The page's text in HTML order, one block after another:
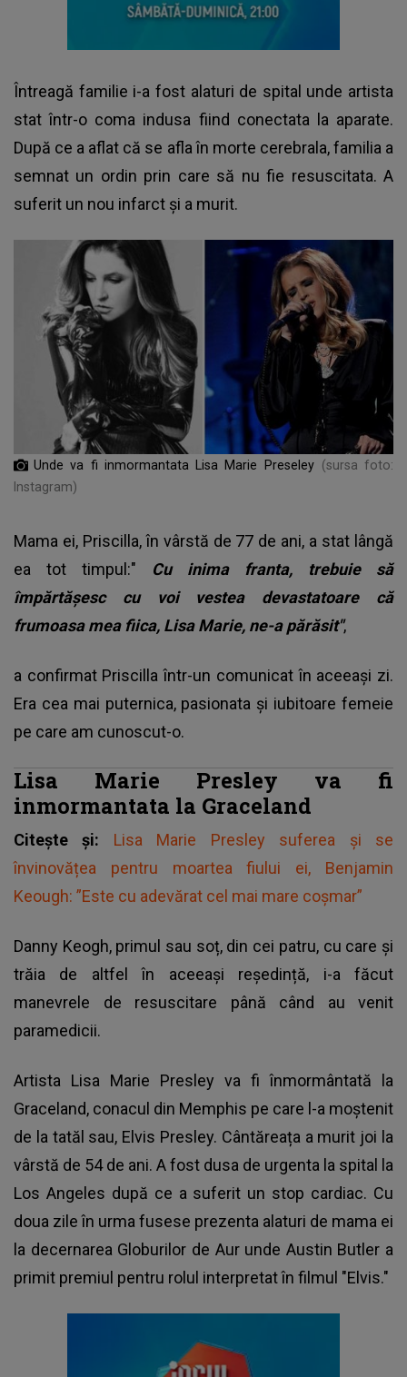
Întreagă familie i-a fost alaturi de spital unde artista
stat într-o coma indusa fiind conectata la aparate.
După ce a aflat că se afla în morte cerebrala, familia a
semnat un ordin prin care să nu fie resuscitata. A
suferit un nou infarct și a murit.
Unde va fi inmormantata Lisa Marie Preseley (sursa foto:
Instagram)
Mama ei, Priscilla, în vârstă de 77 de ani, a stat lângă
ea tot timpul:" Cu inima franta, trebuie să
împărtășesc cu voi vestea devastatoare că
frumoasa mea fiica, Lisa Marie, ne-a părăsit",
a confirmat Priscilla într-un comunicat în aceeași zi.
Era cea mai puternica, pasionata și iubitoare femeie
pe care am cunoscut-o.
Lisa Marie Presley va fi
inmormantata la Graceland
Citește și: Lisa Marie Presley suferea și se
învinovățea pentru moartea fiului ei, Benjamin
Keough: ”Este cu adevărat cel mai mare coșmar”
Danny Keogh, primul sau soț, din cei patru, cu care și
trăia de altfel în aceeași reședință, i-a făcut
manevrele de resuscitare până când au venit
paramedicii.
Artista Lisa Marie Presley va fi înmormântată la
Graceland, conacul din Memphis pe care l-a moștenit
de la tatăl sau, Elvis Presley. Cântăreața a murit joi la
vârstă de 54 de ani. A fost dusa de urgenta la spital la
Los Angeles după ce a suferit un stop cardiac. Cu
doua zile în urma fusese prezenta alaturi de mama ei
la decernarea Globurilor de Aur unde Austin Butler a
primit premiul pentru rolul interpretat în filmul "Elvis."